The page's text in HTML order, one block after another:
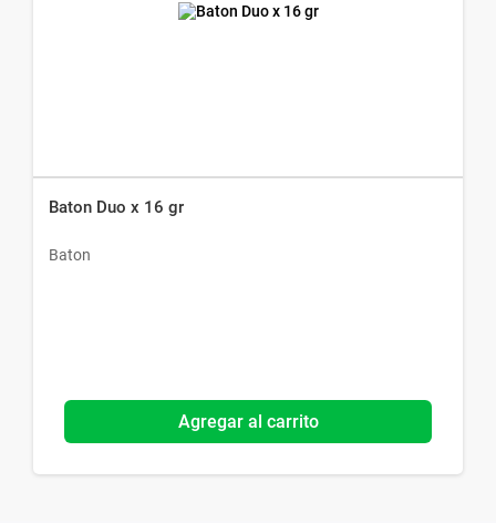
Baton Duo x 16 gr
Baton
Agregar al carrito